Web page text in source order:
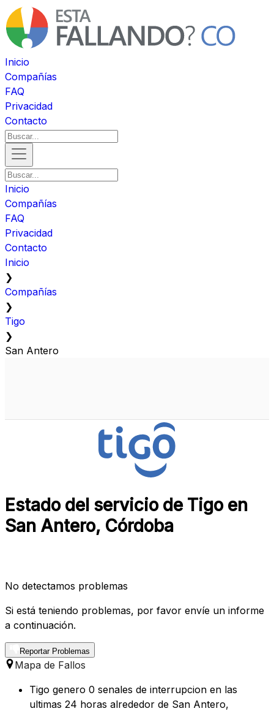
Inicio
Compañías
FAQ
Privacidad
Contacto
Inicio
Compañías
FAQ
Privacidad
Contacto
Inicio
❯
Compañías
❯
Tigo
❯
San Antero
Estado del servicio de Tigo en
San Antero, Córdoba
No detectamos problemas
Si está teniendo problemas, por favor envíe un informe
a continuación.
Reportar Problemas
Mapa de Fallos
Tigo genero 0 senales de interrupcion en las
ultimas 24 horas alrededor de San Antero,